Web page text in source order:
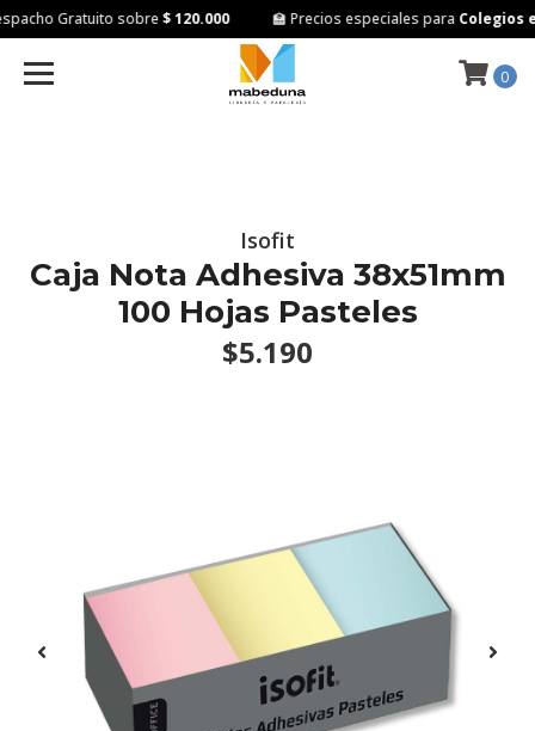
Gratuito sobre$ 120.000 🏫 Precios especiales paraColegios
0
Isofit
Caja Nota Adhesiva 38x51mm
100 Hojas Pasteles
$5.190